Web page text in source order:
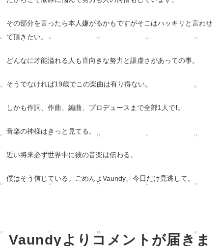
その部分を言ったら本人嫌がるかもですがそこはハッキリと言わせ
て頂きたい。
どんなに才能溢れる人も直向きな努力と謙虚さがあっての事。
そうでなければ19歳でこの楽曲は有り得ない。
しかも作詞、作曲、編曲、プロデュースまで全部1 人で❗️。
音楽の神様はきっと見てる。
近い将来必ず世界中に彼の音楽は伝わる。
僕はそう信じている。ごめんよVaundy 、今日だけ見逃して。
Vaundyよりコメントが届きま